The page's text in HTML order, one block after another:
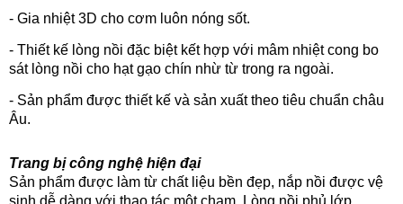
- Gia nhiệt 3D cho cơm luôn nóng sốt.
- Thiết kế lòng nồi đặc biệt kết hợp với mâm nhiệt cong bo
sát lòng nồi cho hạt gạo chín nhừ từ trong ra ngoài.
- Sản phẩm được thiết kế và sản xuất theo tiêu chuẩn châu
Âu.
Trang bị công nghệ hiện đại
Sản phẩm được làm từ chất liệu bền đẹp, nắp nồi được vệ